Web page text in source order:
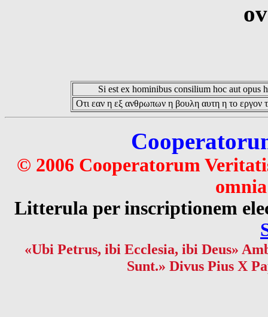
Si est ex hominibus consilium hoc aut opus
Οτι εαν η εξ ανθρωπων η βουλη αυτη η το εργον
© 2006 Cooperatorum
Litterula per inscriptionem
«Ubi Petrus, ibi Ecclesia, ibi Deus»
Sunt.» Divus Pius X